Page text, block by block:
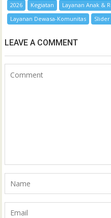
2026 Kegiatan
Layanan Anak &
Layanan Dewasa-Komunitas
Slider
LEAVE A COMMENT